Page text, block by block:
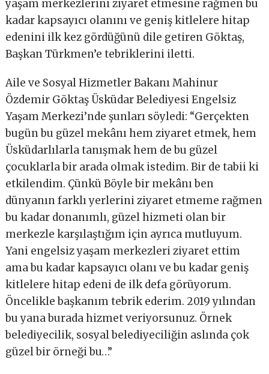
yaşam merkezlerini ziyaret etmesine rağmen bu
kadar kapsayıcı olanını ve geniş kitlelere hitap
edenini ilk kez gördüğünü dile getiren Göktaş,
Başkan Türkmen’e tebriklerini iletti.
Aile ve Sosyal Hizmetler Bakanı Mahinur
Özdemir Göktaş Üsküdar Belediyesi Engelsiz
Yaşam Merkezi’nde şunları söyledi: “Gerçekten
bugün bu güzel mekânı hem ziyaret etmek, hem
Üsküdarlılarla tanışmak hem de bu güzel
çocuklarla bir arada olmak istedim. Bir de tabii ki
etkilendim. Çünkü Böyle bir mekânı ben
dünyanın farklı yerlerini ziyaret etmeme rağmen
bu kadar donanımlı, güzel hizmeti olan bir
merkezle karşılaştığım için ayrıca mutluyum.
Yani engelsiz yaşam merkezleri ziyaret ettim
ama bu kadar kapsayıcı olanı ve bu kadar geniş
kitlelere hitap edeni de ilk defa görüyorum.
Öncelikle başkanım tebrik ederim. 2019 yılından
bu yana burada hizmet veriyorsunuz. Örnek
belediyecilik, sosyal belediyeciliğin aslında çok
güzel bir örneği bu…”